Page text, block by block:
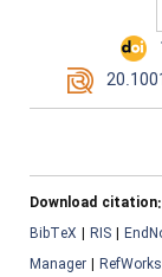
Download citation:
BibTeX | RIS |
Manager | RefWorks